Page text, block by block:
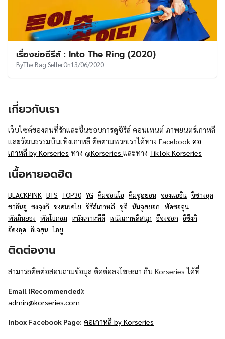
เรื่องย่อซีรีส์ : Into The Ring (2020)
ByThe Bag SellerOn13/06/2020
เกี่ยวกับเรา
เว็บไซต์ของคนที่รักและชื่นชอบการดูซีรีส์ คอนเทนต์ ภาพยนตร์เกาหลี
และวัฒนธรรมบันเทิงเกาหลี ติดตามพวกเราได้ทาง Facebook คอ
เกาหลี by Korseries ทาง @Korseries และทาง TikTok Korseries
เนื้อหายอดฮิต
BLACKPINK BTS TOP30 YG คิมซอนโฮ คิมซูฮยอน จองแฮอิน จีชางอุค
ชาอึนอู ซงจุงกิ ซงฮเยคโย ซีรีส์เกาหลี ซูจี นัมจูฮยอก พัคซอจุน
พัคมินยอง พัคโบกอม หนังเกาหลีดี หนังเกาหลีสนุก อีจงซอก อีซึงกิ
อีดงอุค อีเจฮุน ไอยู
ติดต่องาน
สามารถติดต่อสอบถามข้อมูล ติดต่อลงโฆษณา กับ Korseries ได้ที่
Email (Recommended):
admin@korseries.com
Inbox Facebook Page: คอเกาหลี by Korseries